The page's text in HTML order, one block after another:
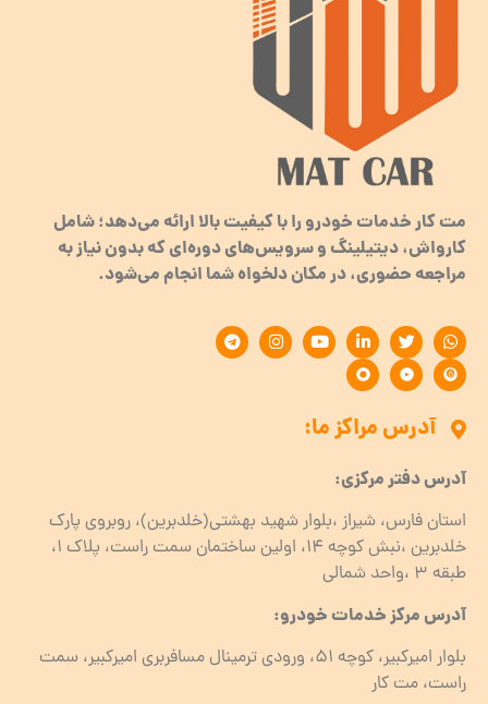
مت کار خدمات خودرو را با کیفیت بالا ارائه می‌دهد؛ شامل
کارواش، دیتیلینگ و سرویس‌های دوره‌ای که بدون نیاز به
مراجعه حضوری، در مکان دلخواه شما انجام می‌شود.
آدرس مراکز ما:
آدرس دفتر مرکزی:
استان فارس، شیراز ،بلوار شهید بهشتی(خلدبرین)، روبروی پارک
خلدبرین ،نبش کوچه ۱۴، اولین ساختمان سمت راست، پلاک 1،
طبقه ۳ ،واحد شمالی
آدرس مرکز خدمات خودرو:
بلوار امیرکبیر، کوچه 51، ورودی ترمینال مسافربری امیرکبیر، سمت
راست، مت کار